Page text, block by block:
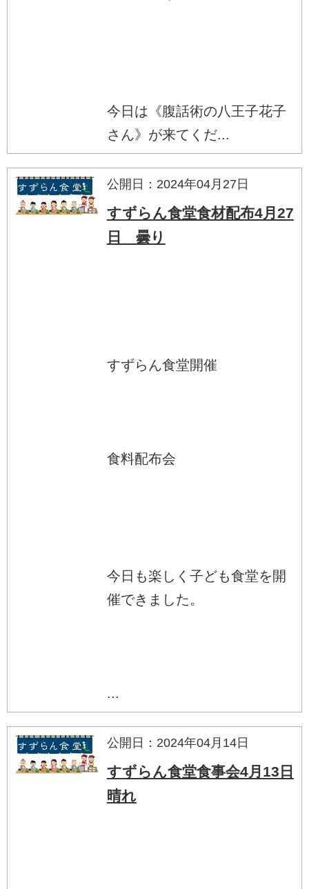
今日は《腹話術の八王子花子
さん》が来てくだ...
公開日：2024年04月27日
すずらん食堂食材配布4月27
日 曇り
すずらん食堂開催
食料配布会
今日も楽しく子ども食堂を開
催できました。
...
公開日：2024年04月14日
すずらん食堂食事会4月13日
晴れ